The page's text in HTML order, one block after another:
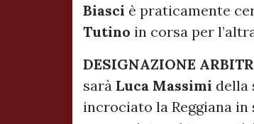
Biasci è praticamente
Tutino in corsa per
DESIGNAZIONE
sarà Luca Massimi della
incrociato la Reggiana